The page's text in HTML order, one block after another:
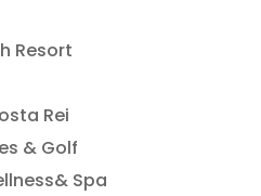
Resort
Rei
& Golf
Spa